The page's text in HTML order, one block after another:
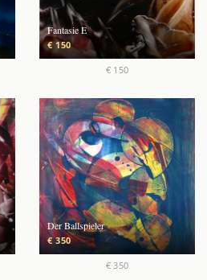
Fantasie E
€ 150
€ 150
Der Ballspieler
€ 350
€ 350